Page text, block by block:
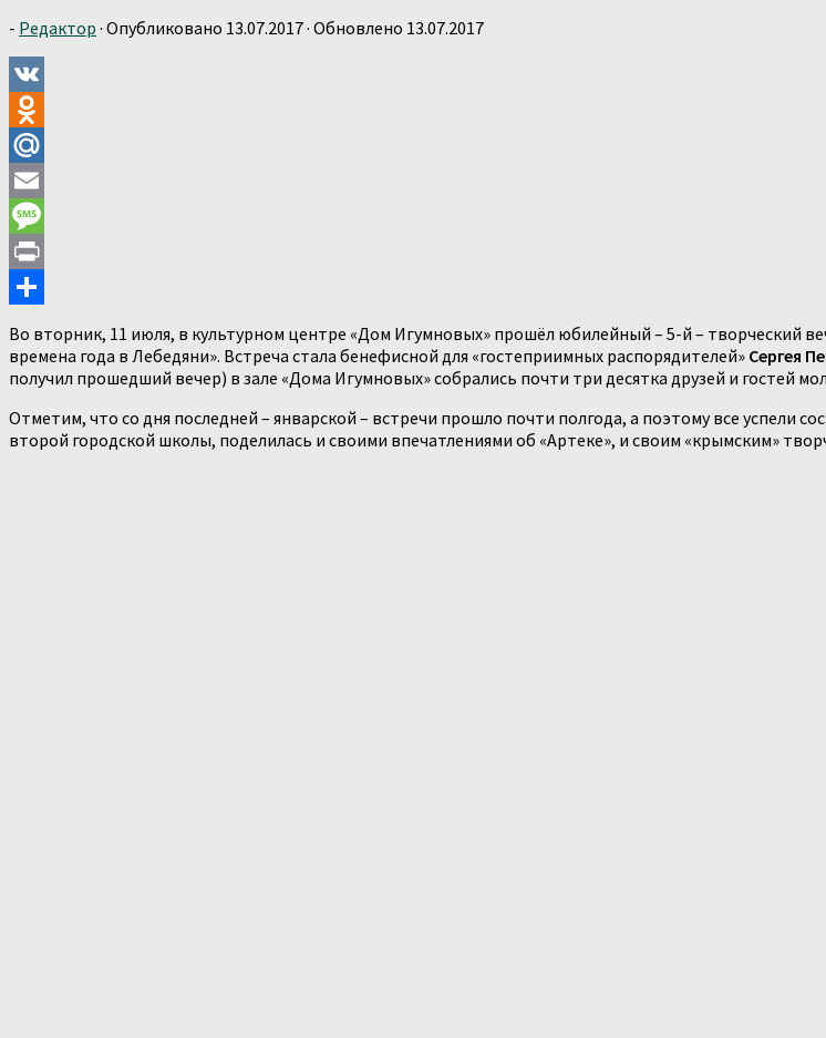
- Редактор · Опубликовано 13.07.2017· Обновлено 13.07.2017
VK
Odnoklassniki
Mail.Ru
Email
Message
Print
Во вторник, 11 июля, в культурном центре «Дом Игумновых» прошёл юбилейный – 5-й – творческий
времена года в Лебедяни». Встреча стала бенефисной для «гостеприимных распорядителей» Сергея
получил прошедший вечер) в зале «Дома Игумновых» собрались почти три десятка друзей и гостей
Отметим, что со дня последней – январской – встречи прошло почти полгода, а поэтому все успели
второй городской школы, поделилась и своими впечатлениями об «Артеке», и своим «крымским»